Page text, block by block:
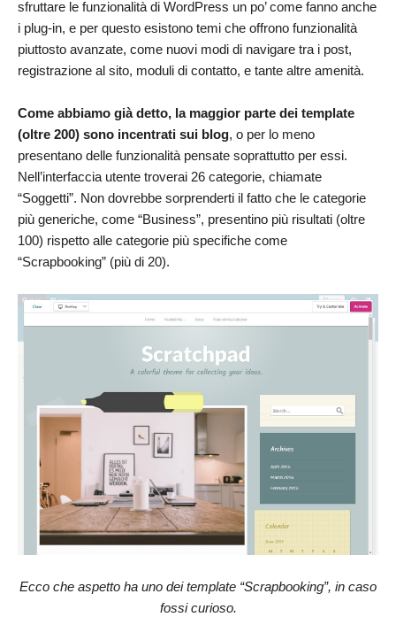
sfruttare le funzionalità di WordPress un po’ come fanno anche
i plug-in, e per questo esistono temi che offrono funzionalità
piuttosto avanzate, come nuovi modi di navigare tra i post,
registrazione al sito, moduli di contatto, e tante altre amenità.
Come abbiamo già detto, la maggior parte dei template
(oltre 200) sono incentrati sui blog, o per lo meno
presentano delle funzionalità pensate soprattutto per essi.
Nell’interfaccia utente troverai 26 categorie, chiamate
“Soggetti”. Non dovrebbe sorprenderti il fatto che le categorie
più generiche, come “Business”, presentino più risultati (oltre
100) rispetto alle categorie più specifiche come
“Scrapbooking” (più di 20).
Ecco che aspetto ha uno dei template “Scrapbooking”, in caso
fossi curioso.